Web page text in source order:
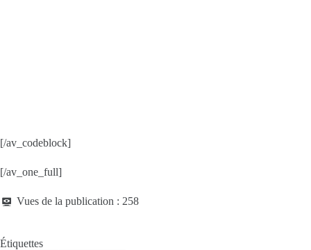
[/av_codeblock]
[/av_one_full]
Vues de la publication : 258
Étiquettes